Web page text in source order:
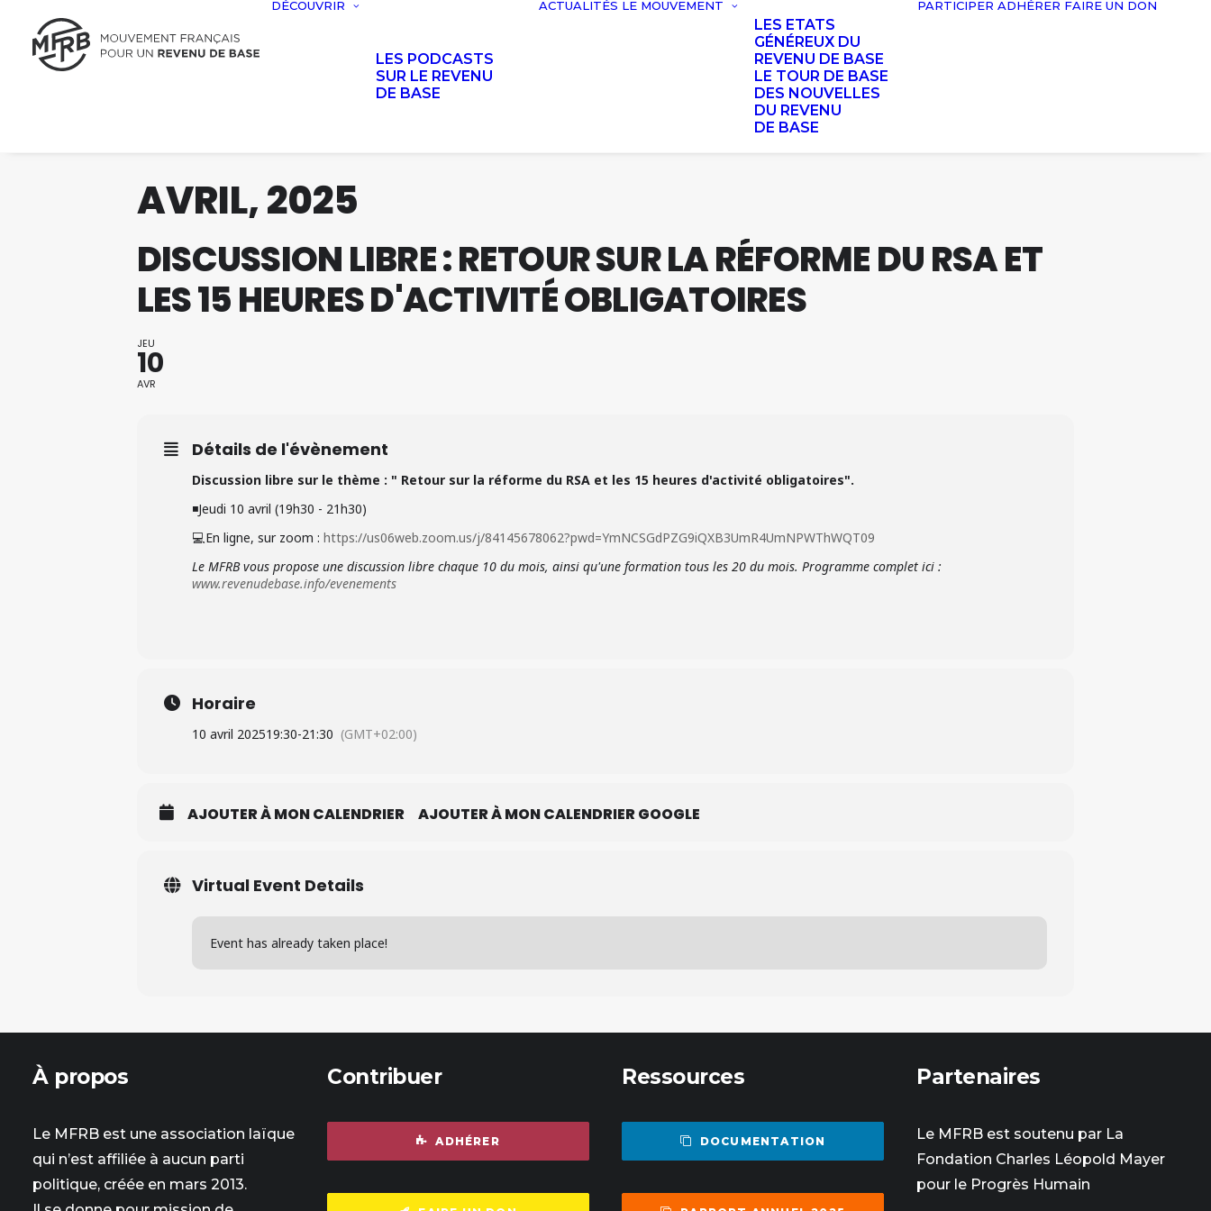
DÉCOUVRIR
LES PODCASTS
SUR LE REVENU
DE BASE
ACTUALITÉS LE MOUVEMENT
LES ETATS
GÉNÉREUX DU
REVENU DE BASE
LE TOUR DE BASE
DES NOUVELLES
DU REVENU
DE BASE
PARTICIPER ADHÉRER FAIRE UN DON
AVRIL, 2025
DISCUSSION LIBRE : RETOUR SUR LA RÉFORME DU RSA ET
LES 15 HEURES D'ACTIVITÉ OBLIGATOIRES
JEU
10
AVR
Détails de l'évènement
Discussion libre sur le thème : " Retour sur la réforme du RSA et les 15 heures d'activité obligatoires".
◾Jeudi 10 avril (19h30 - 21h30)
💻 En ligne, sur zoom : https://us06web.zoom.us/j/84145678062?pwd=YmNCSGdPZG9iQXB3UmR4UmNPWThWQT09
Le MFRB vous propose une discussion libre chaque 10 du mois, ainsi qu'une formation tous les 20 du mois. Programme complet ici :
www.revenudebase.info/evenements
Horaire
10 avril 202519:30-21:30 (GMT+02:00)
AJOUTER À MON CALENDRIER AJOUTER À MON CALENDRIER GOOGLE
Virtual Event Details
Event has already taken place!
À propos
Le MFRB est une association laïque
qui n’est affiliée à aucun parti
politique, créée en mars 2013.
Contribuer
ADHÉRER
Ressources
DOCUMENTATION
Partenaires
Le MFRB est soutenu par La
Fondation Charles Léopold Mayer
pour le Progrès Humain